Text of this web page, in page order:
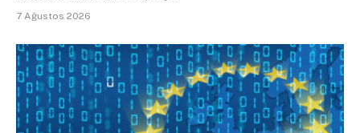
7 Ağustos 2026